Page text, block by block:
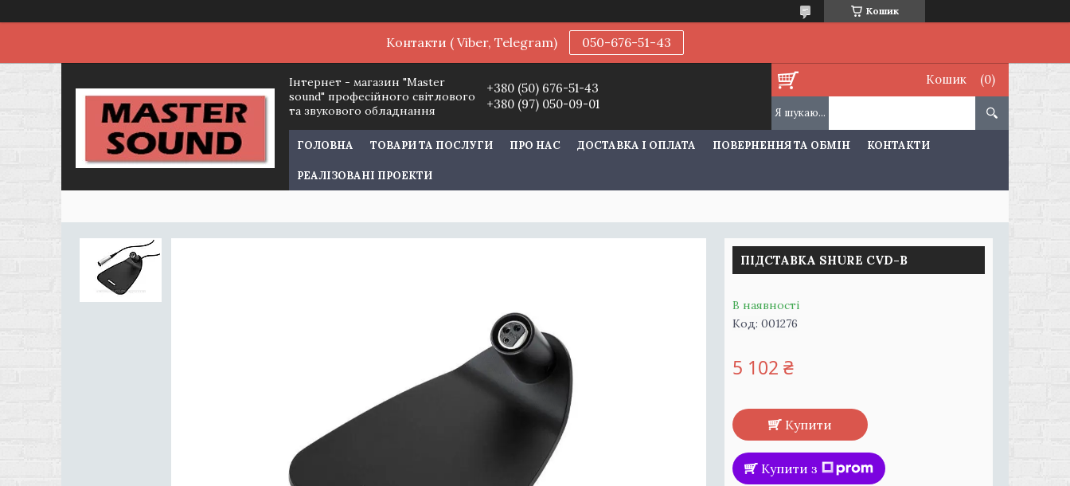
Кошик
Контакти ( Viber, Telegram) 050-676-51-43
Інтернет - магазин "Master
sound" професійного світлового
та звукового обладнання
+380 (50) 676-51-43
+380 (97) 050-09-01
Кошик
ГОЛОВНА ТОВАРИ ТА ПОСЛУГИ ПРО НАС ДОСТАВКА І ОПЛАТА ПОВЕРНЕННЯ ТА ОБМІН КОНТАКТИ
РЕАЛІЗОВАНІ ПРОЕКТИ
ПІДСТАВКА SHURE CVD-B
В наявності
Код: 001276
5 102 ₴
Купити
Купити з